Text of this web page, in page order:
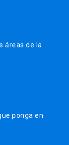
áreas de la
ponga en